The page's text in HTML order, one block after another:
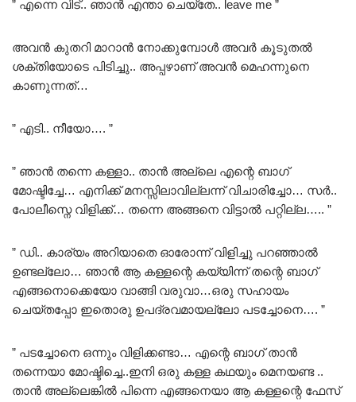
” എന്നെ വിട്.. ഞാൻ എന്താ ചെയ്തേ.. leave me ”
അവൻ കുതറി മാറാൻ നോക്കുമ്പോൾ അവർ കൂടുതൽ
ശക്തിയോടെ പിടിച്ചു.. അപ്പഴാണ് അവൻ മെഹന്നുനെ
കാണുന്നത്…
” എടി.. നീയോ…. ”
” ഞാൻ തന്നെ കള്ളാ.. താൻ അല്ലെ എന്റെ ബാഗ്
മോഷ്ടിച്ചേ… എനിക്ക് മനസ്സിലാവില്ലന്ന് വിചാരിച്ചോ… സർ..
പോലീസ്നെ വിളിക്ക്… തന്നെ അങ്ങനെ വിട്ടാൽ പറ്റില്ല….. ”
” ഡി.. കാര്യം അറിയാതെ ഓരോന്ന് വിളിച്ചു പറഞ്ഞാൽ
ഉണ്ടല്ലോ… ഞാൻ ആ കള്ളന്റെ കയ്യിന്ന് തന്റെ ബാഗ്
എങ്ങനൊക്കെയോ വാങ്ങി വരുവാ…ഒരു സഹായം
ചെയ്തപ്പോ ഇതൊരു ഉപദ്രവമായല്ലോ പടച്ചോനെ…. ”
” പടച്ചോനെ ഒന്നും വിളിക്കണ്ടാ… എന്റെ ബാഗ് താൻ
തന്നെയാ മോഷ്ടിച്ചെ..ഇനി ഒരു കള്ള കഥയും മെനയണ്ട ..
താൻ അല്ലെങ്കിൽ പിന്നെ എങ്ങനെയാ ആ കള്ളന്റെ ഫേസ്